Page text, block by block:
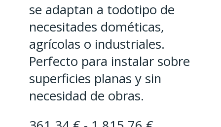
se adaptan a todotipo de
necesitades dométicas,
agrícolas o industriales.
Perfecto para instalar sobre
superficies planas y sin
necesidad de obras.